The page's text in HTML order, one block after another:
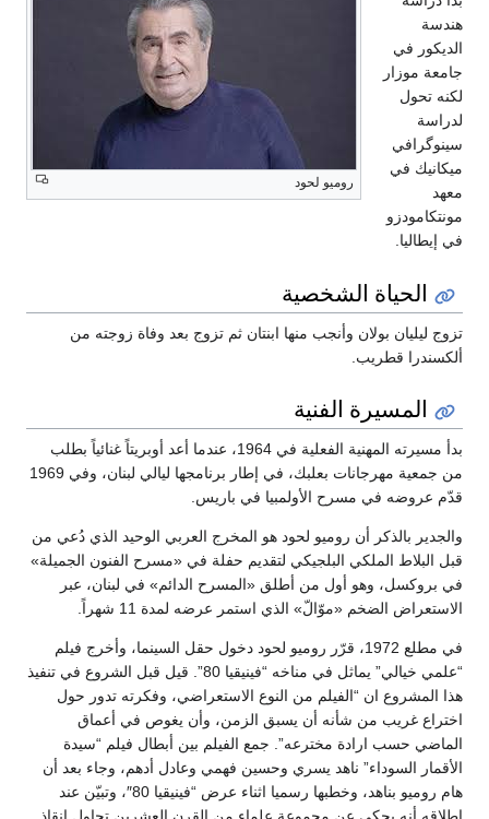
روميو لحود
هندسة
الديكور في
جامعة موزار
لكنه تحول
لدراسة
سينوگرافي
ميكانيك في
معهد
مونتكامودزو
في إيطاليا.
الحياة الشخصية
تزوج ليليان بولان وأنجب منها ابنتان ثم تزوج بعد وفاة زوجته من
ألكسندرا قطريب.
المسيرة الفنية
بدأ مسيرته المهنية الفعلية في 1964، عندما أعد أوبريتاً غنائياً بطلب
من جمعية مهرجانات بعلبك، في إطار برنامجها ليالي لبنان، وفي 1969
قدّم عروضه في مسرح الأولمبيا في باريس.
والجدير بالذكر أن روميو لحود هو المخرج العربي الوحيد الذي دُعي من
قبل البلاط الملكي البلجيكي لتقديم حفلة في «مسرح الفنون الجميلة»
في بروكسل، وهو أول من أطلق «المسرح الدائم» في لبنان، عبر
الاستعراض الضخم «موّالّ» الذي استمر عرضه لمدة 11 شهراً.
في مطلع 1972، قرّر روميو لحود دخول حقل السينما، وأخرج فيلم
“علمي خيالي” يماثل في مناخه “فينيقيا 80”. قيل قبل الشروع في تنفيذ
هذا المشروع ان “الفيلم من النوع الاستعراضي، وفكرته تدور حول
اختراع غريب من شأنه أن يسبق الزمن، وأن يغوص في أعماق
الماضي حسب ارادة مخترعه”. جمع الفيلم بين أبطال فيلم “سيدة
الأقمار السوداء” ناهد يسري وحسين فهمي وعادل أدهم، وجاء بعد أن
هام روميو بناهد، وخطبها رسميا اثناء عرض “فينيقيا 80″، وتبيّن عند